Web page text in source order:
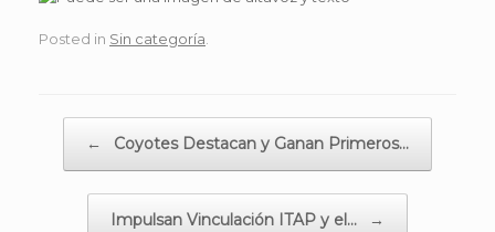
Posted in Sin categoría.
← Coyotes Destacan y Ganan Primeros…
Impulsan Vinculación ITAP y el… →